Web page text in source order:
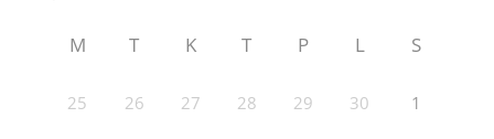
M T K T P L S
25 26 27 28 29 30 1